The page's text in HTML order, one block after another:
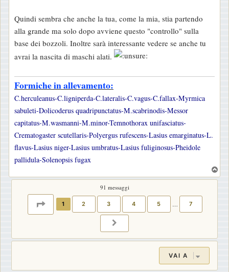
Quindi sembra che anche la tua, come la mia, stia partendo
alla grande ma solo dopo avviene questo "controllo" sulla
base dei bozzoli. Inoltre sarà interessante vedere se anche tu
avrai la nascita di maschi alati.
Formiche in allevamento:
C.herculeanus-C.ligniperda-C.lateralis-C.vagus-C.fallax-Myrmica
sabuleti-Dolicoderus quadripunctatus-M.scabrinodis-Messor
capitatus-M.wasmanni-M.minor-Temnothorax unifasciatus-
Crematogaster scutellaris-Polyergus rufescens-Lasius emarginatus-L.
flavus-Lasius niger-Lasius umbratus-Lasius fuliginosus-Pheidole
pallidula-Solenopsis fugax
o
91 messaggi
PAGINA DI
1 2 3 4 5 … 7
VAI A